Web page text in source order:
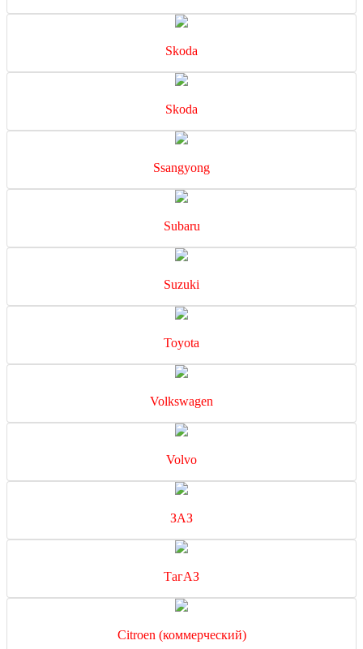
Skoda
Skoda
Ssangyong
Subaru
Suzuki
Toyota
Volkswagen
Volvo
ЗАЗ
ТагАЗ
Citroen (коммерческий)